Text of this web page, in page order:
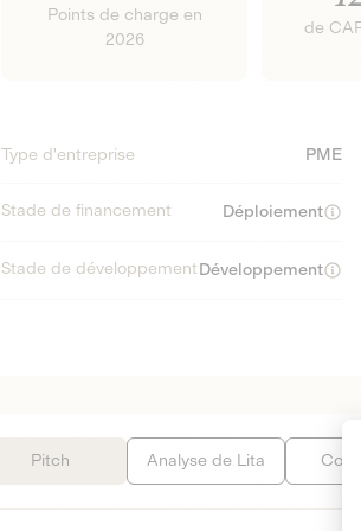
Points de charge en
2026
de
Type d'entreprise PME
Stade de financement Déploiement
Stade de développementDéveloppement
Pitch Analyse de Lita